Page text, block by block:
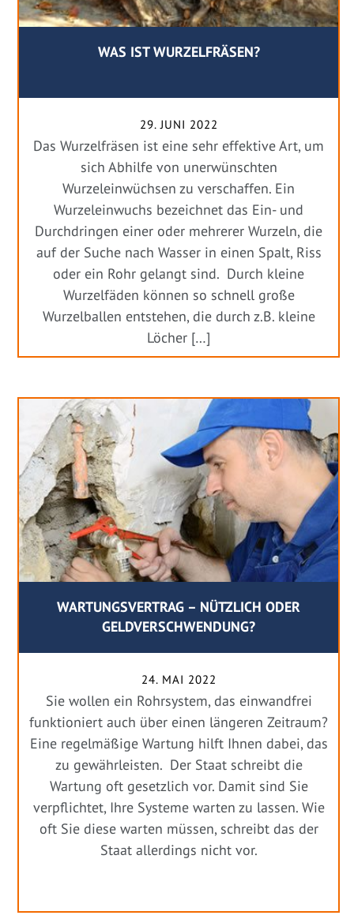
WAS IST WURZELFRÄSEN?
29. JUNI 2022
Das Wurzelfräsen ist eine sehr effektive Art, um
sich Abhilfe von unerwünschten
Wurzeleinwüchsen zu verschaffen. Ein
Wurzeleinwuchs bezeichnet das Ein- und
Durchdringen einer oder mehrerer Wurzeln, die
auf der Suche nach Wasser in einen Spalt, Riss
oder ein Rohr gelangt sind. Durch kleine
Wurzelfäden können so schnell große
Wurzelballen entstehen, die durch z.B. kleine
Löcher […]
WARTUNGSVERTRAG – NÜTZLICH ODER
GELDVERSCHWENDUNG?
24. MAI 2022
Sie wollen ein Rohrsystem, das einwandfrei
funktioniert auch über einen längeren Zeitraum?
Eine regelmäßige Wartung hilft Ihnen dabei, das
zu gewährleisten. Der Staat schreibt die
Wartung oft gesetzlich vor. Damit sind Sie
verpflichtet, Ihre Systeme warten zu lassen. Wie
oft Sie diese warten müssen, schreibt das der
Staat allerdings nicht vor.